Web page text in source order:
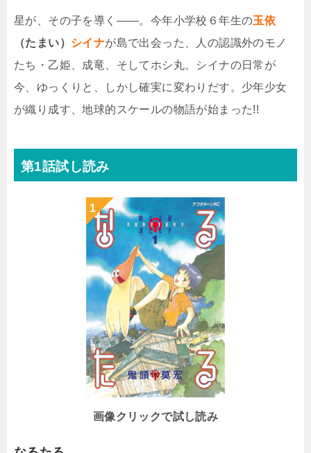
星が、その子を導く――。今年小学校６年生の玉依
（たまい） シイナが島で出会った、人の認識外のモノ
たち・乙姫、成竜、そしてホシ丸。シイナの日常が
今、ゆっくりと、しかし確実に変わりだす。少年少女
が織り成す、地球的スケールの物語が始まった!!
第1話試し読み
画像クリックで試し読み